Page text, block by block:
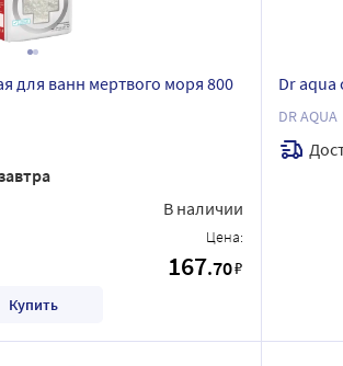
для ванн мертвого моря 800
В наличии
Цена:
167.70₽
Купить
Dr aqua
DR AQUA